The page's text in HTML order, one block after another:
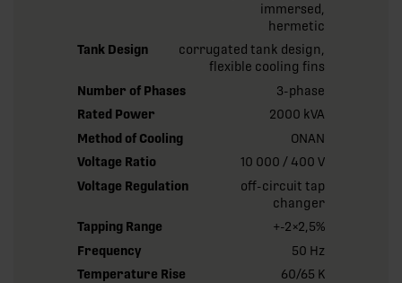
immersed,
hermetic
Tank Design
corrugated tank design,
flexible cooling fins
Number of Phases
3-phase
Rated Power
2000 kVA
Method of Cooling
ONAN
Voltage Ratio
10 000 / 400 V
Voltage Regulation
off-circuit tap
changer
Tapping Range
+-2×2,5%
Frequency
50 Hz
Temperature Rise
60/65 K